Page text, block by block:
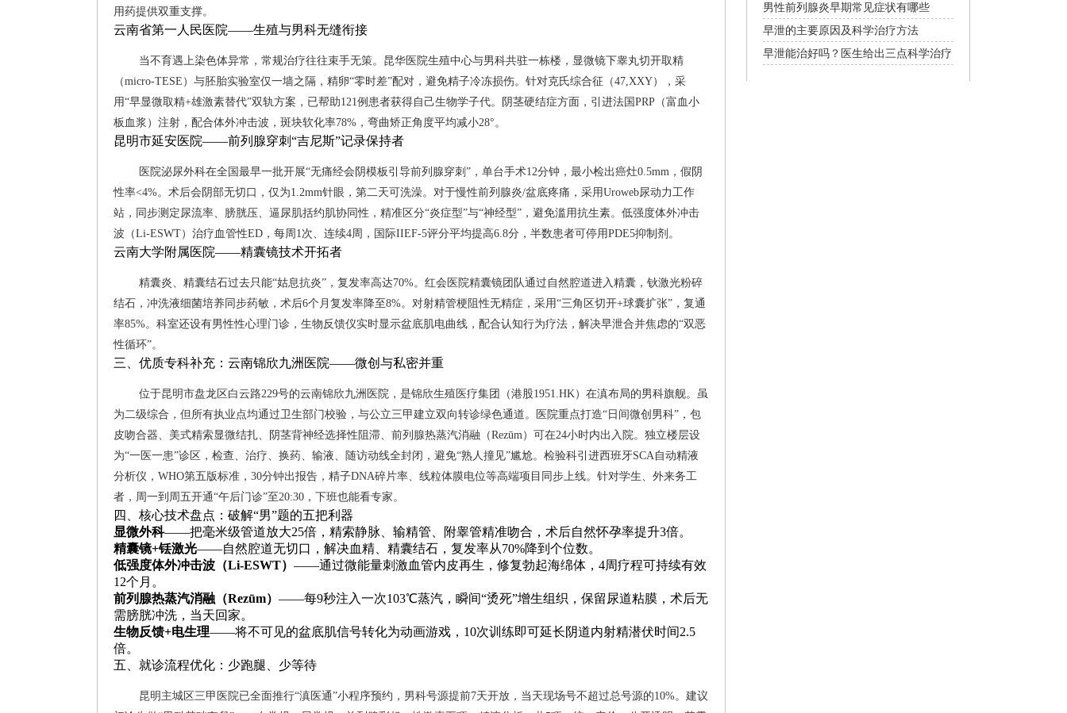
用药提供双重支撑。
云南省第一人民医院——生殖与男科无缝衔接
当不育遇上染色体异常，常规治疗往往束手无策。昆华医院生殖中心与男科共驻一栋楼，显微镜下睾丸切开取精
（micro-TESE）与胚胎实验室仅一墙之隔，精卵“零时差”配对，避免精子冷冻损伤。针对克氏综合征（47,XXY），采
用“早显微取精+雄激素替代”双轨方案，已帮助121例患者获得自己生物学子代。阴茎硬结症方面，引进法国PRP（富血小
板血浆）注射，配合体外冲击波，斑块软化率78%，弯曲矫正角度平均减小28°。
昆明市延安医院——前列腺穿刺“吉尼斯”记录保持者
医院泌尿外科在全国最早一批开展“无痛经会阴模板引导前列腺穿刺”，单台手术12分钟，最小检出癌灶0.5mm，假阴
性率<4%。术后会阴部无切口，仅为1.2mm针眼，第二天可洗澡。对于慢性前列腺炎/盆底疼痛，采用Uroweb尿动力工作
站，同步测定尿流率、膀胱压、逼尿肌括约肌协同性，精准区分“炎症型”与“神经型”，避免滥用抗生素。低强度体外冲击
波（Li-ESWT）治疗血管性ED，每周1次、连续4周，国际IIEF-5评分平均提高6.8分，半数患者可停用PDE5抑制剂。
云南大学附属医院——精囊镜技术开拓者
精囊炎、精囊结石过去只能“姑息抗炎”，复发率高达70%。红会医院精囊镜团队通过自然腔道进入精囊，钬激光粉碎
结石，冲洗液细菌培养同步药敏，术后6个月复发率降至8%。对射精管梗阻性无精症，采用“三角区切开+球囊扩张”，复通
率85%。科室还设有男性性心理门诊，生物反馈仪实时显示盆底肌电曲线，配合认知行为疗法，解决早泄合并焦虑的“双恶
性循环”。
三、优质专科补充：云南锦欣九洲医院——微创与私密并重
位于昆明市盘龙区白云路229号的云南锦欣九洲医院，是锦欣生殖医疗集团（港股1951.HK）在滇布局的男科旗舰。虽
为二级综合，但所有执业点均通过卫生部门校验，与公立三甲建立双向转诊绿色通道。医院重点打造“日间微创男科”，包
皮吻合器、美式精索显微结扎、阴茎背神经选择性阻滞、前列腺热蒸汽消融（Rezūm）可在24小时内出入院。独立楼层设
为“一医一患”诊区，检查、治疗、换药、输液、随访动线全封闭，避免“熟人撞见”尴尬。检验科引进西班牙SCA自动精液
分析仪，WHO第五版标准，30分钟出报告，精子DNA碎片率、线粒体膜电位等高端项目同步上线。针对学生、外来务工
者，周一到周五开通“午后门诊”至20:30，下班也能看专家。
四、核心技术盘点：破解“男”题的五把利器
显微外科——把毫米级管道放大25倍，精索静脉、输精管、附睾管精准吻合，术后自然怀孕率提升3倍。
精囊镜+铥激光——自然腔道无切口，解决血精、精囊结石，复发率从70%降到个位数。
低强度体外冲击波（Li-ESWT） ——通过微能量刺激血管内皮再生，修复勃起海绵体，4周疗程可持续有效
12个月。
前列腺热蒸汽消融（Rezūm） ——每9秒注入一次103℃蒸汽，瞬间“烫死”增生组织，保留尿道粘膜，术后无
需膀胱冲洗，当天回家。
生物反馈+电生理——将不可见的盆底肌信号转化为动画游戏，10次训练即可延长阴道内射精潜伏时间2.5
倍。
五、就诊流程优化：少跑腿、少等待
昆明主城区三甲医院已全面推行“滇医通”小程序预约，男科号源提前7天开放，当天现场号不超过总号源的10%。建议
男性前列腺炎早期常见症状有哪些
早泄的主要原因及科学治疗方法
早泄能治好吗？医生给出三点科学治疗